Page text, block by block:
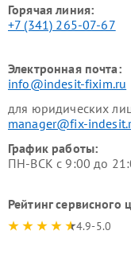
Горячая линия:
+7 (341) 265-07-67
Электронная почта:
info@indesit-fixim.ru
для юридических
manager@fix-
График работы:
ПН-ВСК с 9:00 до
Рейтинг сервисного
4.9-5.0